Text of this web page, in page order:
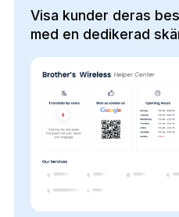
Visa kunder deras
med en dedikerad